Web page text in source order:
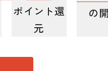
ポイント還
元
の